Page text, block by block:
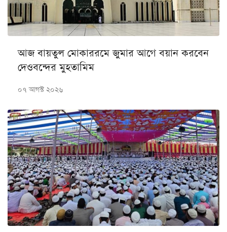
আজ বায়তুল মোকাররমে জুমার আগে বয়ান করবেন
দেওবন্দের মুহতামিম
০৭ আগস্ট ২০২৬